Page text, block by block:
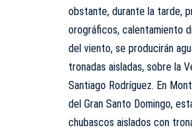
obstante, durante la tarde,
orográficos, calentamiento
del viento, se producirán
tronadas aisladas, sobre la
Santiago Rodríguez. En
del Gran Santo Domingo,
chubascos aislados con